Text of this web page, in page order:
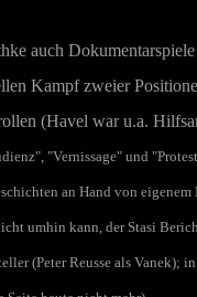
auch
Kampf zweier
(Havel war u.a.
"Vernissage" und
an Hand von
umhin kann, der Stasi
(Peter Reusse als